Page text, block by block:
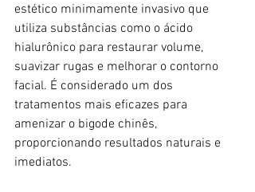
estético minimamente invasivo que
utiliza substâncias como o ácido
hialurônico para restaurar volume,
suavizar rugas e melhorar o contorno
facial. É considerado um dos
tratamentos mais eficazes para
amenizar o bigode chinês,
proporcionando resultados naturais e
imediatos.